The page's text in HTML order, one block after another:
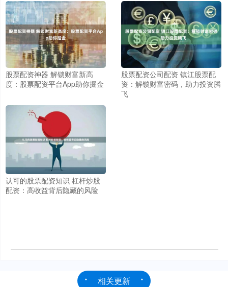
股票配资神器 解锁财富新高
度：股票配资平台App助你掘金
股票配资公司配资 镇江股票配
资：解锁财富密码，助力投资腾
飞
认可的股票配资知识 杠杆炒股
配资：高收益背后隐藏的风险
相关更新